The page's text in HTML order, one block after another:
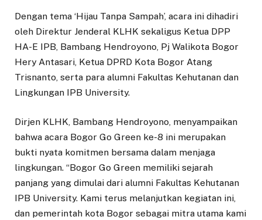
Dengan tema ‘Hijau Tanpa Sampah’, acara ini dihadiri
oleh Direktur Jenderal KLHK sekaligus Ketua DPP
HA-E IPB, Bambang Hendroyono, Pj Walikota Bogor
Hery Antasari, Ketua DPRD Kota Bogor Atang
Trisnanto, serta para alumni Fakultas Kehutanan dan
Lingkungan IPB University.
Dirjen KLHK, Bambang Hendroyono, menyampaikan
bahwa acara Bogor Go Green ke-8 ini merupakan
bukti nyata komitmen bersama dalam menjaga
lingkungan. “Bogor Go Green memiliki sejarah
panjang yang dimulai dari alumni Fakultas Kehutanan
IPB University. Kami terus melanjutkan kegiatan ini,
dan pemerintah kota Bogor sebagai mitra utama kami